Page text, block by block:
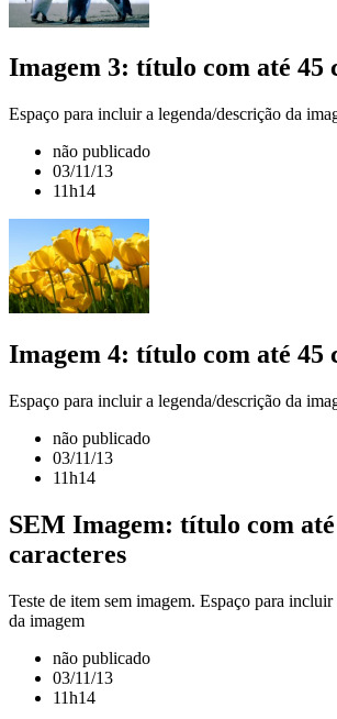
Imagem 3: título com até 45
Espaço para incluir a legenda/descrição da
não publicado
03/11/13
11h14
Imagem 4: título com até 45
Espaço para incluir a legenda/descrição da
não publicado
03/11/13
11h14
SEM Imagem: título com
caracteres
Teste de item sem imagem. Espaço para
da imagem
não publicado
03/11/13
11h14